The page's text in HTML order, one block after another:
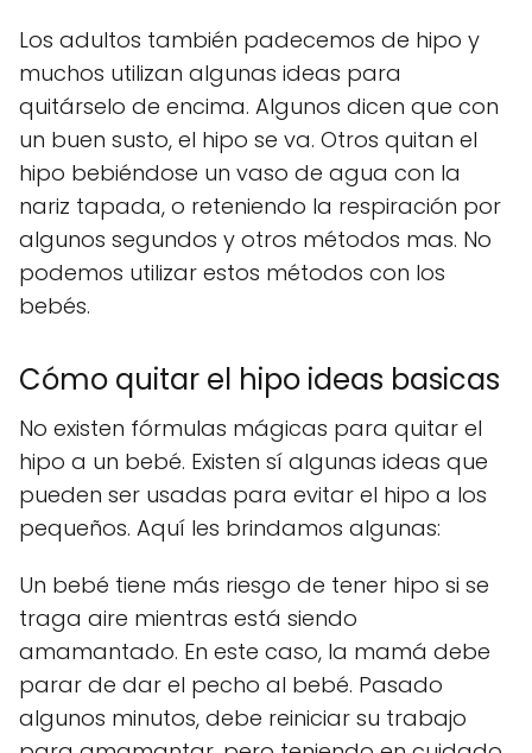
Los adultos también padecemos de hipo y
muchos utilizan algunas ideas para
quitárselo de encima. Algunos dicen que con
un buen susto, el hipo se va. Otros quitan el
hipo bebiéndose un vaso de agua con la
nariz tapada, o reteniendo la respiración por
algunos segundos y otros métodos mas. No
podemos utilizar estos métodos con los
bebés.
Cómo quitar el hipo ideas basicas
No existen fórmulas mágicas para quitar el
hipo a un bebé. Existen sí algunas ideas que
pueden ser usadas para evitar el hipo a los
pequeños. Aquí les brindamos algunas:
Un bebé tiene más riesgo de tener hipo si se
traga aire mientras está siendo
amamantado. En este caso, la mamá debe
parar de dar el pecho al bebé. Pasado
algunos minutos, debe reiniciar su trabajo